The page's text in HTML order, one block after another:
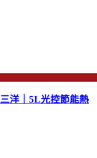
洋｜5L光控節能熱